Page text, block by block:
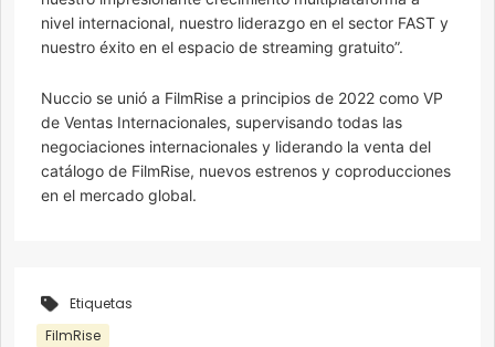
nivel internacional, nuestro liderazgo en el sector FAST y
nuestro éxito en el espacio de streaming gratuito”.
Nuccio se unió a FilmRise a principios de 2022 como VP
de Ventas Internacionales, supervisando todas las
negociaciones internacionales y liderando la venta del
catálogo de FilmRise, nuevos estrenos y coproducciones
en el mercado global.
Etiquetas
FilmRise